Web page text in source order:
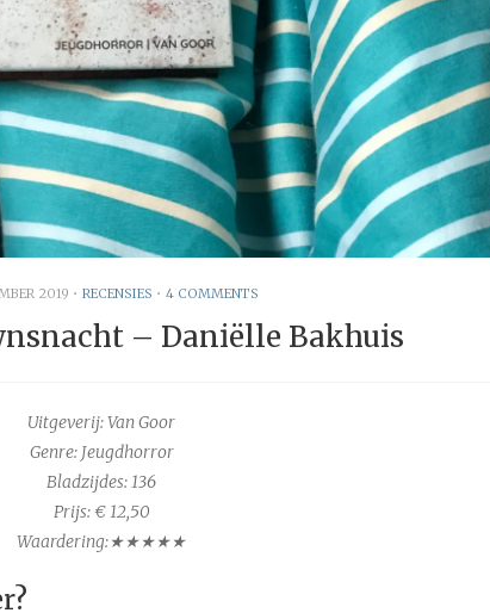
2019 •RECENSIES •4 COMMENTS
– Daniëlle Bakhuis
Uitgeverij: Van Goor
Genre: Jeugdhorror
Bladzijdes: 136
Prijs: € 12,50
Waardering:★★★★★